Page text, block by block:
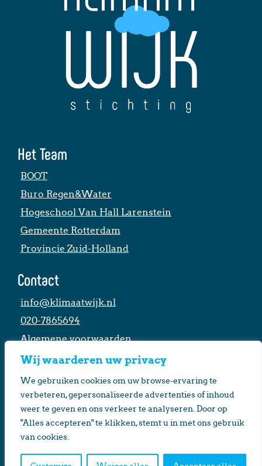
Wij waarderen uw privacy
We gebruiken cookies om uw browse-ervaring te
verbeteren, gepersonaliseerde advertenties of inhoud
weer te geven en ons verkeer te analyseren. Door op
"Alles accepteren" te klikken, stemt u in met ons gebruik
van cookies.
Het Team
BOOT
Buro Regen&Water
Hogeschool Van Hall Larenstein
Gemeente Rotterdam
Provincie Zuid-Holland
Contact
info@klimaatwijk.nl
020-7865694
Algemene voorwaarden
Stichting Klimaatwijk
Onderzoeken
COOL CITIES
RAAK onderzoek